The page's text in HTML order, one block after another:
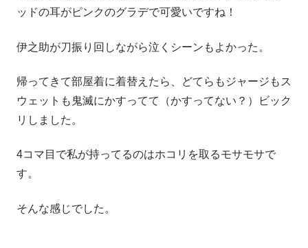
ッドの耳がピンクのグラデで可愛いですね！
伊之助が刀振り回しながら泣くシーンもよかった。
帰ってきて部屋着に着替えたら、どてらもジャージもス
ウェットも鬼滅にかすってて（かすってない？）ビック
リしました。
4コマ目で私が持ってるのはホコリを取るモサモサで
す。
そんな感じでした。